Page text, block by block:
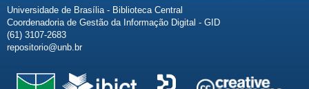
Universidade de Brasília - Biblioteca Central
Coordenadoria de Gestão da Informação Digital - GID
(61) 3107-2683
repositorio@unb.br